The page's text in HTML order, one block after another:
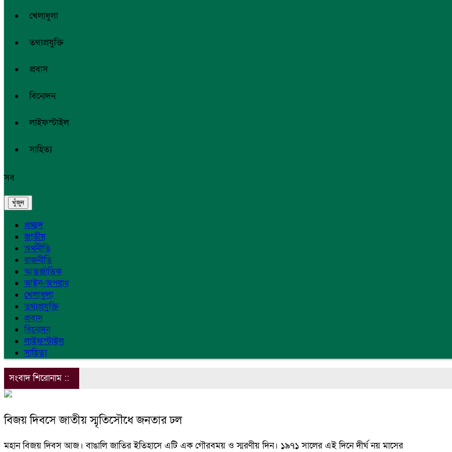
খেলাধুলা
তথ্যপ্রযুক্তি
প্রবাস
বিনোদন
লাইফস্টাইল
সাহিত্য
সব
প্রচ্ছদ
জাতীয়
অর্থনীতি
রাজনীতি
আন্তর্জাতিক
আইন-অপরাধ
খেলাধুলা
তথ্যপ্রযুক্তি
প্রবাস
বিনোদন
লাইফস্টাইল
সাহিত্য
সংবাদ শিরোনাম ::
বিজয় দিবসে জাতীয় স্মৃতিসৌধে জনতার ঢল
মহান বিজয় দিবস আজ। বাঙালি জাতির ইতিহাসে এটি এক গৌরবময় ও স্মরণীয় দিন। ১৯৭১ সালের এই দিনে দীর্ঘ নয় মাসের